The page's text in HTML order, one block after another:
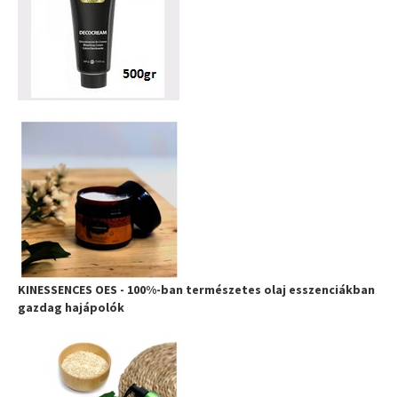
KINESSENCES OES - 100%-ban természetes olaj esszenciákban
gazdag hajápolók